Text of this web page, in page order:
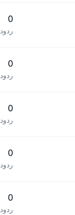
0
ردود
0
ردود
0
ردود
0
ردود
0
ردود